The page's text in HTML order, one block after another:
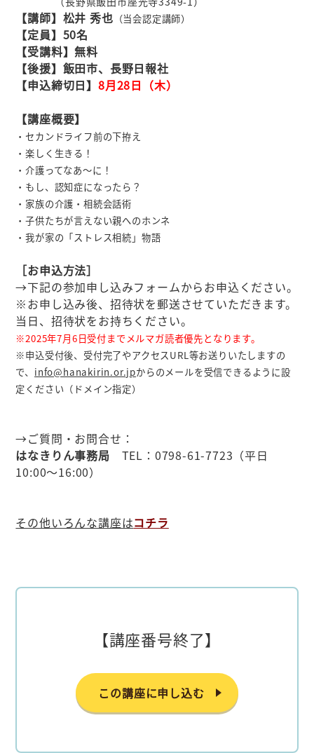
【講師】松井 秀也 （当会認定講師）
【定員】50名
【受講料】無料
【後援】飯田市、長野日報社
【申込締切日】8月28日（木）
【講座概要】
・セカンドライフ前の下拵え
・楽しく生きる！
・介護ってなあ～に！
・もし、認知症になったら？
・家族の介護・相続会話術
・子供たちが言えない親へのホンネ
・我が家の「ストレス相続」物語
［お申込方法］
→下記の参加申し込みフォームからお申込ください。
※お申し込み後、招待状を郵送させていただきます。
当日、 招待状をお持ちください。
※2025年7月6日受付までメルマガ読者優先となります。
※申込受付後、受付完了やアクセスURL等お送りいたしますの
で、 info@hanakirin.or.jpからのメールを受信できるように設
定ください（ドメイン指定）
→ご質問・お問合せ：
はなきりん事務局 TEL：0798-61-7723（平日
10:00～16:00）
その他いろんな講座はコチラ
【講座番号終了】
この講座に申し込む